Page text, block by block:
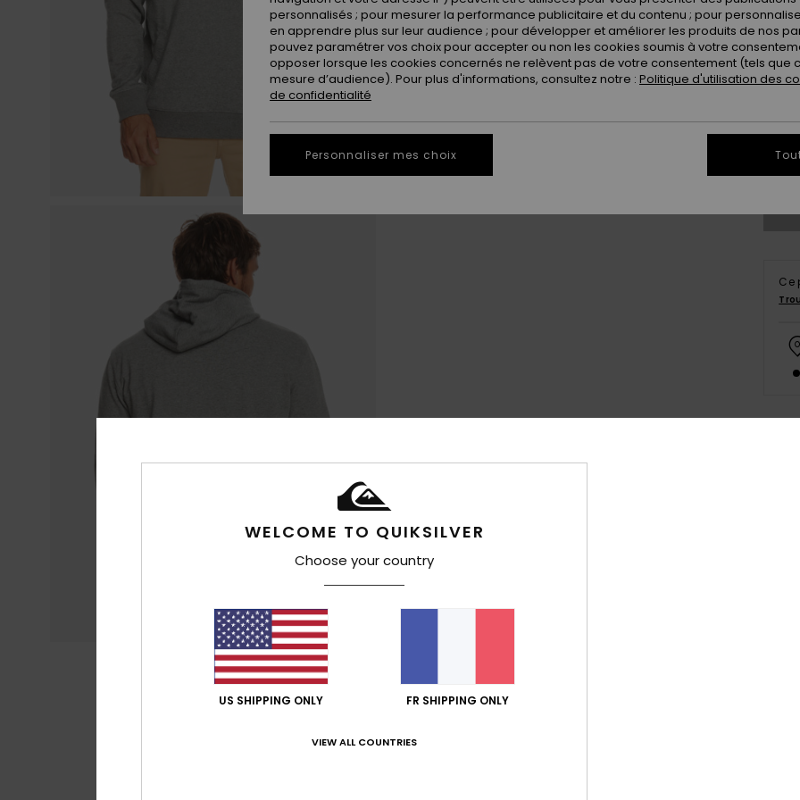
Ce
WELCOME TO QUIKSILVER
Choose your country
US SHIPPING ONLY FR SHIPPING ONLY
VIEW ALL COUNTRIES
personnalisés ; pour mesurer la performance publicitaire et du contenu ; pour
en apprendre plus sur leur audience ; pour développer et améliorer les produits de nos
pouvez paramétrer vos choix pour accepter ou non les cookies soumis à votre
opposer lorsque les cookies concernés ne relèvent pas de votre consentement (tels que
mesure d’audience). Pour plus d'informations, consultez notre : Politique d'utilisation des
de confidentialité
Personnaliser mes choix